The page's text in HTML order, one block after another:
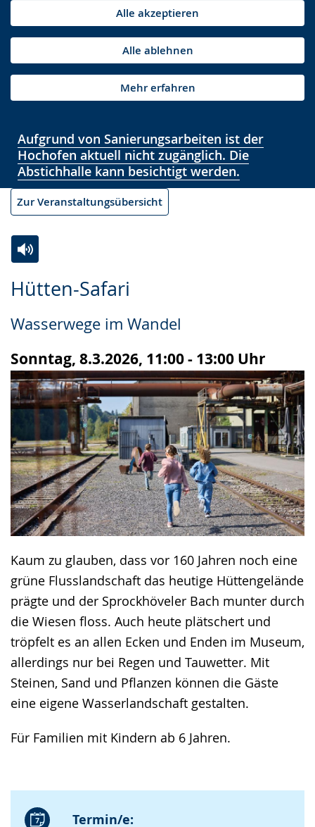
Alle akzeptieren
Alle ablehnen
Mehr erfahren
Aufgrund von Sanierungsarbeiten ist der
Hochofen aktuell nicht zugänglich. Die
Abstichhalle kann besichtigt werden.
Zur Veranstaltungsübersicht
Hütten-Safari
Wasserwege im Wandel
Sonntag, 8.3.2026, 11:00 - 13:00 Uhr
Kaum zu glauben, dass vor 160 Jahren noch eine
grüne Flusslandschaft das heutige Hüttengelände
prägte und der Sprockhöveler Bach munter durch
die Wiesen floss. Auch heute plätschert und
tröpfelt es an allen Ecken und Enden im Museum,
allerdings nur bei Regen und Tauwetter. Mit
Steinen, Sand und Pflanzen können die Gäste
eine eigene Wasserlandschaft gestalten.
Für Familien mit Kindern ab 6 Jahren.
Termin/e:
Leichten
wechseln.
Audio-
Video
Deutscher
Gebärdensprache
wird
angezeigt.